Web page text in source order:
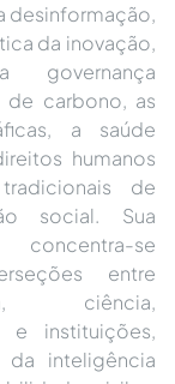
desinformação,
da inovação,
governança
de carbono, as
a saúde
humanos
de
social. Sua
se
entre
ciência,
e instituições,
inteligência